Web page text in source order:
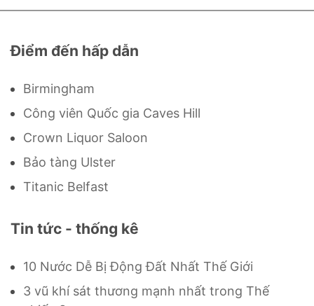
Điểm đến hấp dẫn
Birmingham
Công viên Quốc gia Caves Hill
Crown Liquor Saloon
Bảo tàng Ulster
Titanic Belfast
Tin tức - thống kê
10 Nước Dễ Bị Động Đất Nhất Thế Giới
3 vũ khí sát thương mạnh nhất trong Thế